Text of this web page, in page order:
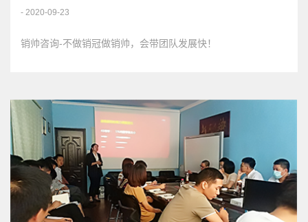
- 2020-09-23
销帅咨询-不做销冠做销帅，会带团队发展快！